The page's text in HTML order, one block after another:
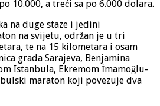
10.000, a treći sa po 6.000 dolara.
na duge staze i jedini
na svijetu, održan je u tri
te na 15 kilometara i osam
grada Sarajeva, Benjamina
Istanbula, Ekremom İmamoğlu-
maraton koji povezuje dva